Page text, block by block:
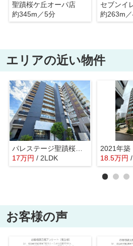
聖蹟桜ケ丘オーパ店
約345m／5分
約263m
エリアの近い物件
パレステージ聖蹟桜ヶ丘Ⅱ
17万円 / 2LDK
18.5万円
お客様の声